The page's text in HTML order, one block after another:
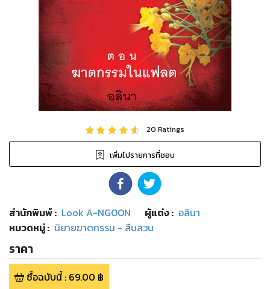
20 Ratings
เพิ่มไปรายการที่ชอบ
สำนักพิมพ์: Look A-NGOON ผู้แต่ง : อลินา
หมวดหมู่: นิยายฆาตกรรม - สืบสวน
ราคา
ซื้อฉบับนี้: 69.00 ฿